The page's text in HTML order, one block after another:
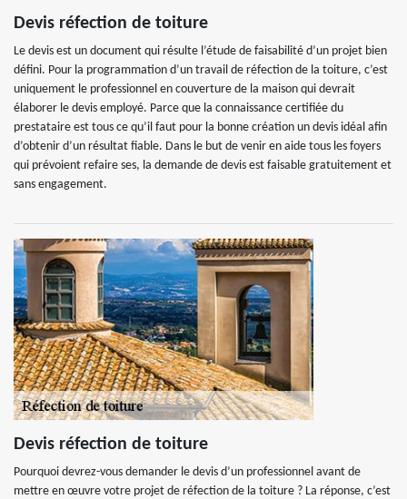
Devis réfection de toiture
Le devis est un document qui résulte l’étude de faisabilité d’un projet bien
défini. Pour la programmation d’un travail de réfection de la toiture, c’est
uniquement le professionnel en couverture de la maison qui devrait
élaborer le devis employé. Parce que la connaissance certifiée du
prestataire est tous ce qu’il faut pour la bonne création un devis idéal afin
d’obtenir d’un résultat fiable. Dans le but de venir en aide tous les foyers
qui prévoient refaire ses, la demande de devis est faisable gratuitement et
sans engagement.
Devis réfection de toiture
Pourquoi devrez-vous demander le devis d’un professionnel avant de
mettre en œuvre votre projet de réfection de la toiture ? La réponse, c’est